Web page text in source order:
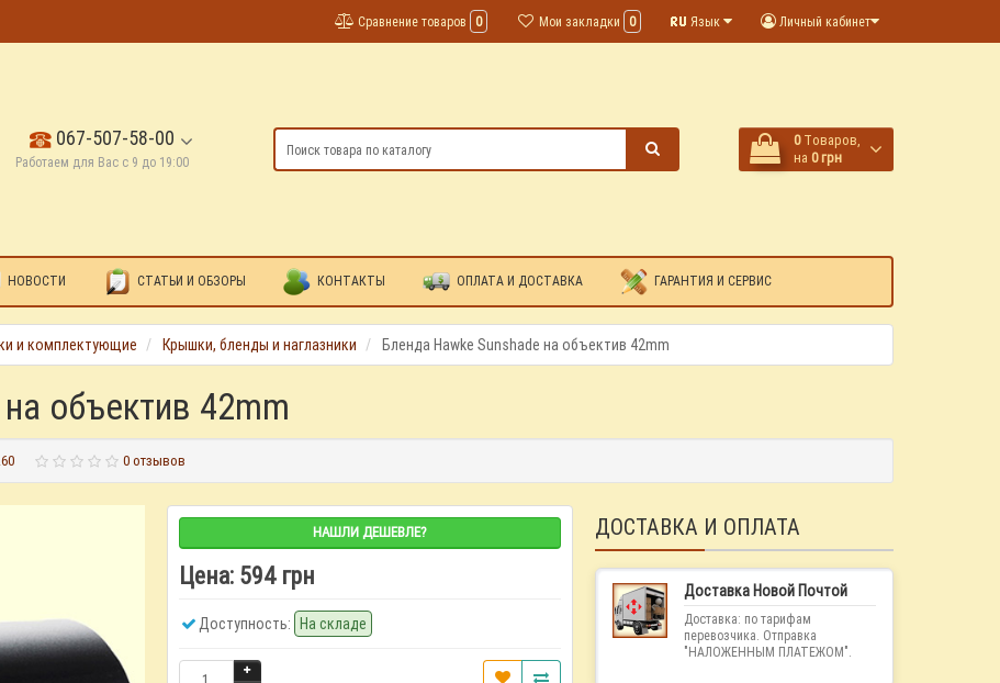
Личный кабинет
Язык
Мои закладки 0
Сравнение товаров 0
067-507-58-00
Работаем для Вас с 9 до 19:00
0 Tоваров,
на 0 грн
НОВОСТИ СТАТЬИ И ОБЗОРЫ КОНТАКТЫ ОПЛАТА И ДОСТАВКА ГАРАНТИЯ И СЕРВИС
и комплектующие Крышки, бленды и наглазники Бленда Hawke Sunshade на объектив 42mm
объектив 42mm
0 отзывов
НАШЛИ ДЕШЕВЛЕ?
Цена: 594 грн
Доступность: На складе
ДОСТАВКА И ОПЛАТА
Доставка Новой Почтой
Доставка: по тарифам
перевозчика. Отправка
"НАЛОЖЕННЫМ ПЛАТЕЖОМ".